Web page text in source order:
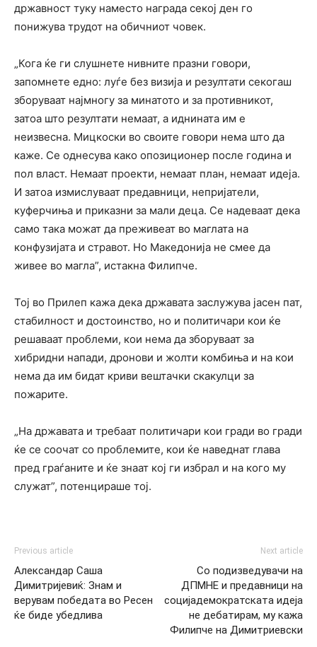
државност туку наместо награда секој ден го
понижува трудот на обичниот човек.
„Кога ќе ги слушнете нивните празни говори,
запомнете едно: луѓе без визија и резултати секогаш
зборуваат најмногу за минатото и за противникот,
затоа што резултати немаат, а иднината им е
неизвесна. Мицкоски во своите говори нема што да
каже. Се однесува како опозиционер после година и
пол власт. Немаат проекти, немаат план, немаат идеја.
И затоа измислуваат предавници, непријатели,
куферчиња и приказни за мали деца. Се надеваат дека
само така можат да преживеат во маглата на
конфузијата и стравот. Но Македонија не смее да
живее во магла”, истакна Филипче.
Тој во Прилеп кажа дека државата заслужува јасен пат,
стабилност и достоинство, но и политичари кои ќе
решаваат проблеми, кои нема да зборуваат за
хибридни напади, дронови и жолти комбиња и на кои
нема да им бидат криви вештачки скакулци за
пожарите.
„На државата и требаат политичари кои гради во гради
ќе се соочат со проблемите, кои ќе наведнат глава
пред граѓаните и ќе знаат кој ги избрал и на кого му
служат”, потенцираше тој.
Previous article
Александар Саша
Димитријевиќ: Знам и
верувам победата во Ресен
ќе биде убедлива
Next article
Со подизведувачи на
ДПМНЕ и предавници на
социјадемократската идеја
не дебатирам, му кажа
Филипче на Димитриевски